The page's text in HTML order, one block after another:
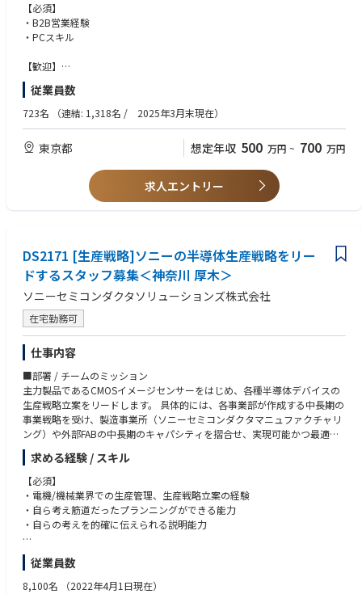
例：一日の流れ
AM:
・見積書提供及び受注、納期状況の確認。
・対面ないしは非対面での顧客先との打ち合わせ実施
PM
・対面ないしは非対面での顧客先との打ち合わせ実施
・打合せでの宿題事項などをまとめ、各仕入先との仕様確認
・顧客先からの調査依頼事項の事務作業の対応
ジャーとしての管理業務経験後、
適正によって管理職ないしは各アイテムの専門家としてご活躍していただ
きます。
■教育・研修
・社内の技術研修をはじめ、メーカーによるトレーニングなど技術知識を
習得できる機会多数あり
・OJTが中⼼となりますが、階層別研修・職種別研修・語学研修制度あり
■ 業務の魅力・PRポイント
・業界未経験でも自分次第で活躍の機会をつかむことができる
・最先端の技術や製品の開発に携わることができる
・結果のみではなく取り組む姿勢やプロセスでも評価される
・裁量権がある
【必須】
・B2B営業経験
・PCスキル
【歓迎】
・電子部品業界経験者
・宇宙防衛市場経験者
・情報セキュリティ意識がある方
従業員数
723名 （連結: 1,318名 / 2025年3月末現在）
東京都 想定年収 500 万円 ~ 700 万円
求人エントリー
DS2171 [生産戦略]ソニーの半導体生産戦略をリー
ドするスタッフ募集＜神奈川 厚木＞
ソニーセミコンダクタソリューションズ株式会社
在宅勤務可
仕事内容
■部署 / チームのミッション
主力製品であるCMOSイメージセンサーをはじめ、各種半導体デバイスの
生産戦略立案をリードします。 具体的には、各事業部が作成する中長期の
事業戦略を受け、製造事業所（ソニーセミコンダクタマニュファクチャリ
ング）や外部FABの中長期のキャパシティを摺合せ、実現可能かつ最適な
生産戦略の策定をリードします。 策定された生産戦略に基づく投資計画を
ソニーグループ全体の意思決定機関に上申し、投資の意思決定までをサポ
ートします。
■担当予定の業務内容
世界トップクラスのシェアを有するCMOSイメージセンサーの生産戦略を
担当
SSSグループ内外のFABの生産キャパシティを考慮して、最適な生産戦略を
立案、事業部や製造事業所、社外FABとのアライアンス担当職場と連携し
求める経験 / スキル
【必須】
・電機/機械業界での生産管理、生産戦略立案の経験
・自ら考え筋道だったプランニングができる能力
・自らの考えを的確に伝えられる説明能力
【尚可】
従業員数
8,100名 （2022年4月1日現在）